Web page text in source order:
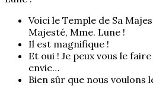
Voici le Temple de Sa
Majesté, Mme. Lune !
Il est magnifique !
Et oui ! Je peux vous le
envie…
Bien sûr que nous voulons